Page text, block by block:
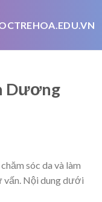
Dương
sóc da và làm
vấn. Nội dung dưới